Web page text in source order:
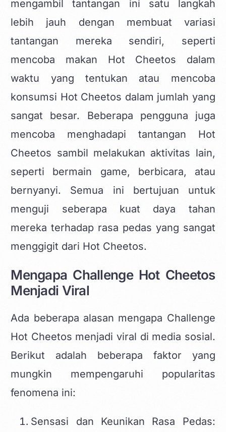
mengambil tantangan ini satu langkah
lebih jauh dengan membuat variasi
tantangan mereka sendiri, seperti
mencoba makan Hot Cheetos dalam
waktu yang tentukan atau mencoba
konsumsi Hot Cheetos dalam jumlah yang
sangat besar. Beberapa pengguna juga
mencoba menghadapi tantangan Hot
Cheetos sambil melakukan aktivitas lain,
seperti bermain game, berbicara, atau
bernyanyi. Semua ini bertujuan untuk
menguji seberapa kuat daya tahan
mereka terhadap rasa pedas yang sangat
menggigit dari Hot Cheetos.
Mengapa Challenge Hot Cheetos
Menjadi Viral
Ada beberapa alasan mengapa Challenge
Hot Cheetos menjadi viral di media sosial.
Berikut adalah beberapa faktor yang
mungkin mempengaruhi popularitas
fenomena ini:
Sensasi dan Keunikan Rasa Pedas: